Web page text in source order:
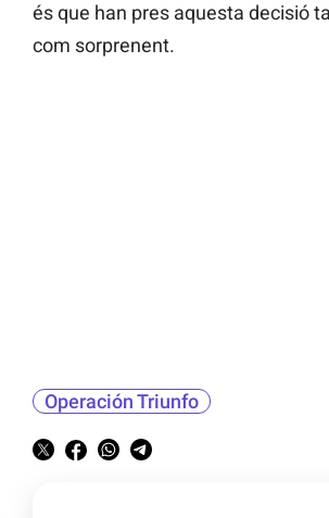
és que han pres aquesta decisió
com sorprenent.
Operación Triunfo